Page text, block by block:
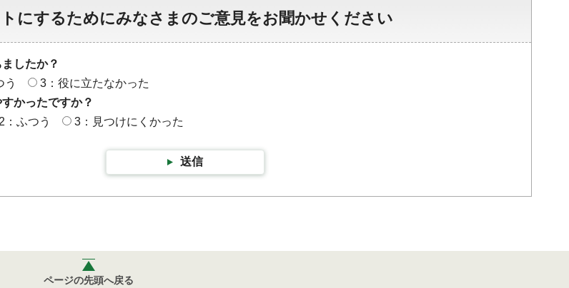
にするためにみなさまのご意見をお聞かせください
したか？
う
3：役に立たなかった
かったですか？
：ふつう 3：見つけにくかった
送信
ページの先頭へ戻る